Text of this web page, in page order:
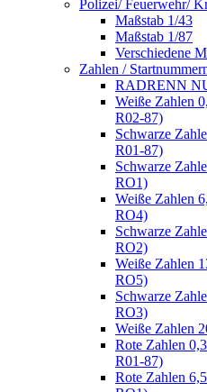
Polizei/ Feuerwehr/
Maßstab 1/43
Maßstab 1/87
Verschiedene
Zahlen /
RADRENN
Weiße Zahlen
R02-87)
Schwarze
R01-87)
Schwarze
RO1)
Weiße Zahlen
RO4)
Schwarze
RO2)
Weiße Zahlen
RO5)
Schwarze
RO3)
Weiße Zahlen
Rote Zahlen
R01-87)
Rote Zahlen